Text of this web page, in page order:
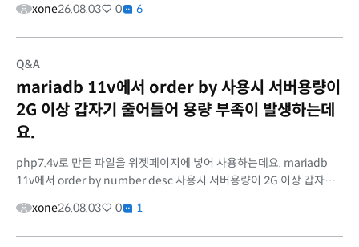
하여...
xone26.08.03 0 6
Q&A
mariadb 11v에서 order by 사용시 서버용량이
2G 이상 갑자기 줄어들어 용량 부족이 발생하는데
요.
php7.4v로 만든 파일을 위젯페이지에 넣어 사용하는데요. mariadb
11v에서 order by number desc 사용시 서버용량이 2G 이상 갑자기
find /var/lib...
xone26.08.03 0 1